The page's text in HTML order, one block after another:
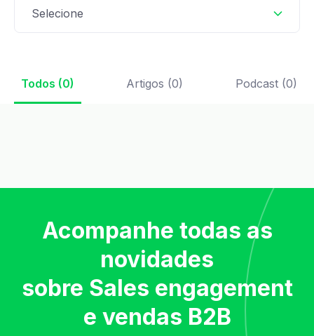
Selecione
Todos (0) Artigos (0) Podcast (0)
Acompanhe todas as
novidades
sobre Sales engagement
e vendas B2B